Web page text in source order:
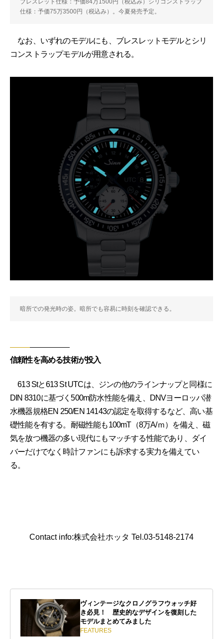
ブレスレット仕様：予価84万1500円（税込み）シリコンストラップ
仕様：予価75万3500円（税込み）。今夏発売予定。
なお、いずれのモデルにも、ブレスレットモデルとシリ
コンストラップモデルが用意される。
暗所での発光時の姿。暗所でも容易に時刻を確認できる。
信頼性を高める技術が投入
613 Stと613 St UTCは、ジンの他のラインナップと同様に
DIN 8310に基づく500m防水性能を備え、DNVヨーロッパ潜
水機器規格EN 250/EN 14143の認定を取得するなど、高い基
礎性能を有する。耐磁性能も100mT（8万A/ｍ）を備え、磁
気を放つ機器の多い現代にもマッチする性能であり、ダイ
バーだけでなく時計ファンにも訴求する実力を備えてい
る。
Contact info:株式会社ホッタ Tel.03-5148-2174
ヴィンテージなクロノグラフウォッチ好
き必見！ 歴史的なデザインを復刻した
モデルまとめてみました
FEATURES